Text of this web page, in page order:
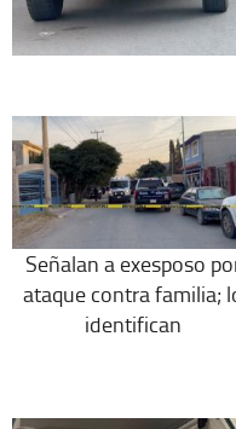
Señalan a exesposo
ataque contra familia;
identifican